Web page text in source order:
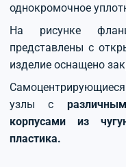
однокромочное
На рисунке
представлены с
изделие оснащено
узлы с
корпусами из
пластика.